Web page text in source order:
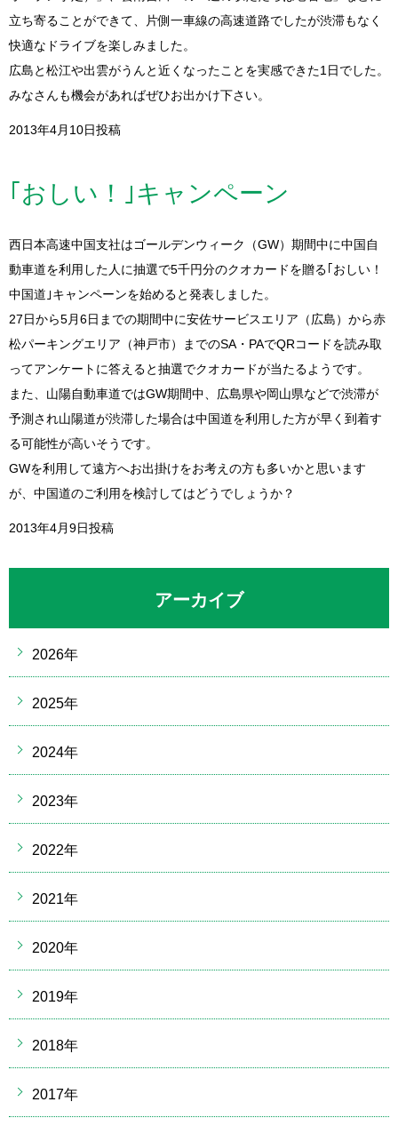
立ち寄ることができて、片側一車線の高速道路でしたが渋滞もなく
快適なドライブを楽しみました。
広島と松江や出雲がうんと近くなったことを実感できた1日でした。
みなさんも機会があればぜひお出かけ下さい。
2013年4月10日投稿
｢おしい！｣キャンペーン
西日本高速中国支社はゴールデンウィーク（GW）期間中に中国自
動車道を利用した人に抽選で5千円分のクオカードを贈る｢おしい！
中国道｣キャンペーンを始めると発表しました。
27日から5月6日までの期間中に安佐サービスエリア（広島）から赤
松パーキングエリア（神戸市）までのSA・PAでQRコードを読み取
ってアンケートに答えると抽選でクオカードが当たるようです。
また、山陽自動車道ではGW期間中、広島県や岡山県などで渋滞が
予測され山陽道が渋滞した場合は中国道を利用した方が早く到着す
る可能性が高いそうです。
GWを利用して遠方へお出掛けをお考えの方も多いかと思います
が、中国道のご利用を検討してはどうでしょうか？
2013年4月9日投稿
アーカイブ
2026年
2025年
2024年
2023年
2022年
2021年
2020年
2019年
2018年
2017年